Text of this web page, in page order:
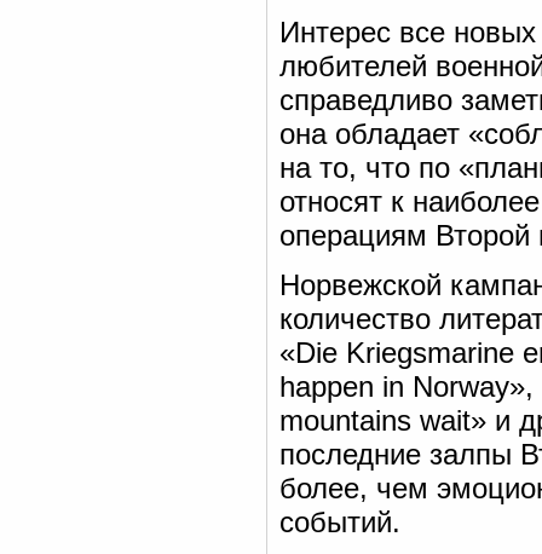
Интерес все
любителей
справедливо
она обладает
на то, что по
относят к
операциям
Норвежской
количество
«Die Kriegsmarine
happen in
mountains wait» и
последние залпы
более, чем
событий.